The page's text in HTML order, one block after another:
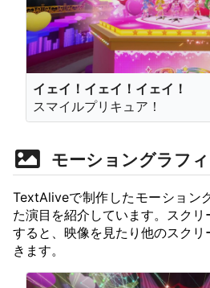
イェイ！イェイ！イェイ！
スマイルプリキュア！
モーショングラフ
TextAliveで制作したモーション
た演目を紹介しています。スク
すると、映像を見たり他のスク
きます。